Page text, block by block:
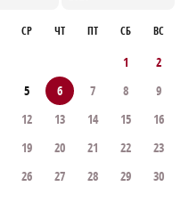
СР ЧТ ПТ СБ ВС
1
2
5 6 7 8
9
12 13 14 15
16
19 20 21 22
23
26 27 28 29
30